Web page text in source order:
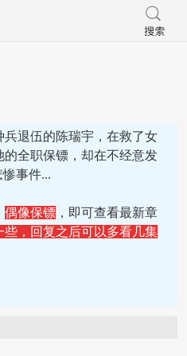
退伍的陈瑞宇，在救了女
全职保镖，却在不经意发
事件...
偶像保镖 ，即可查看最新章
，回复之后可以多看几集